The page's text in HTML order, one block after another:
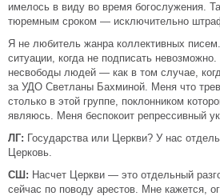
имелось в виду во время богослужения.
тюремным сроком — исключительно
Я не любитель жанра коллективных
ситуации, когда не подписать
несвободы людей — как в том случае,
за УДО Светланы Бахминой. Меня что
столько в этой группе, поклонником
являюсь. Меня беспокоит репрессивный
ЛГ: Государства или Церкви? У нас
Церковь.
СШ: Насчет Церкви — это отдельный
сейчас по поводу арестов. Мне кажется,